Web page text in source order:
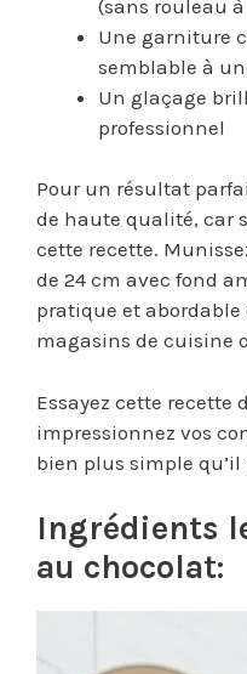
(sans rouleau
Une garniture
semblable à
Un glaçage
professionnel
Pour un résultat
de haute qualité, car
cette recette.
de 24 cm avec fond
pratique et
magasins de cuisine
Essayez cette recette
impressionnez vos
bien plus simple qu’il
Ingrédients
au chocolat: